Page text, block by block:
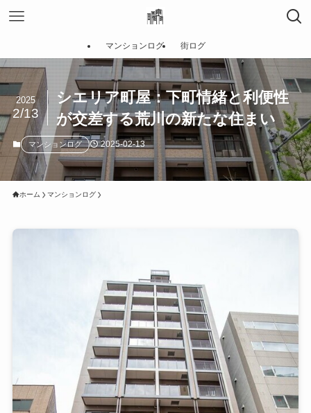
マンションログ 街ログ
シエリア町屋：下町情緒と利便性
が交差する荒川の新たな住まい
2025
2/13
マンションログ 2025-02-13
ホーム マンションログ